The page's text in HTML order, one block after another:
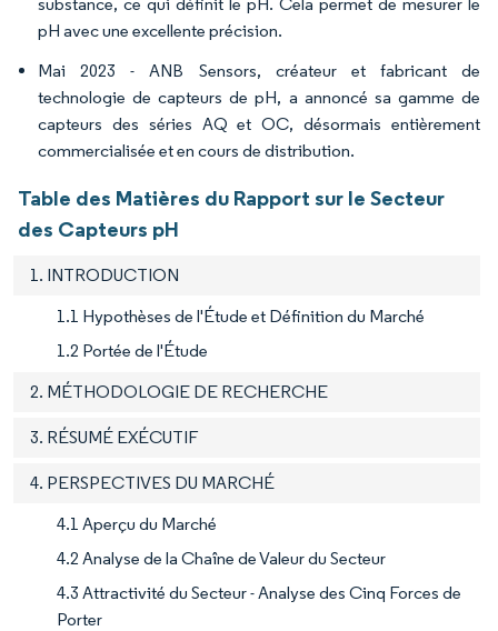
pH avec une excellente précision.
Mai 2023 - ANB Sensors, créateur et fabricant de
technologie de capteurs de pH, a annoncé sa gamme de
capteurs des séries AQ et OC, désormais entièrement
commercialisée et en cours de distribution.
Table des Matières du Rapport sur le Secteur
des Capteurs pH
1. INTRODUCTION
1.1 Hypothèses de l'Étude et Définition du Marché
1.2 Portée de l'Étude
2. MÉTHODOLOGIE DE RECHERCHE
3. RÉSUMÉ EXÉCUTIF
4. PERSPECTIVES DU MARCHÉ
4.1 Aperçu du Marché
4.2 Analyse de la Chaîne de Valeur du Secteur
4.3 Attractivité du Secteur - Analyse des Cinq Forces de
Porter